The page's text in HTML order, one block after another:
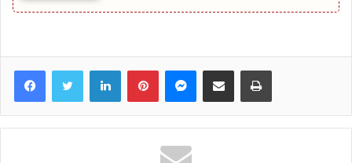
FacebookTwitter LinkedInPinterestMessenger
Share via Email Print